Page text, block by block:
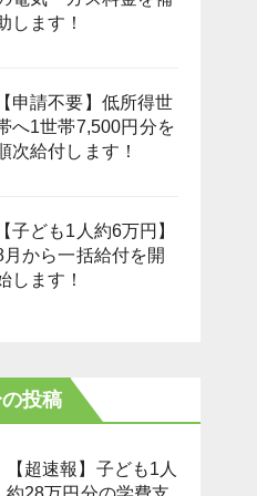
します！
【申請不要】低所得世
へ1世帯7,500円分を
次給付します！
【子ども1人約6万円】
月から一括給付を開
します！
投稿
【超速報】子ども1人